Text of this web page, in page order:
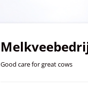
inhoud
Good care for great cows